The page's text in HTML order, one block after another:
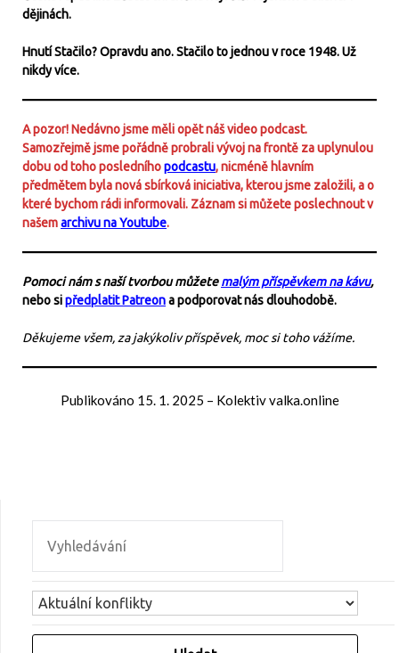
dějinách.
Hnutí Stačilo? Opravdu ano. Stačilo to jednou v roce 1948. Už
nikdy více.
A pozor! Nedávno jsme měli opět náš video podcast.
Samozřejmě jsme pořádně probrali vývoj na frontě za uplynulou
dobu od toho posledníhopodcastu, nicméně hlavním
předmětem byla nová sbírková iniciativa, kterou jsme založili, a o
které bychom rádi informovali. Záznam si můžete poslechnout v
našemarchivu na Youtube.
Pomoci nám s naší tvorbou můžetemalým příspěvkem na kávu,
nebo sipředplatit Patreona podporovat nás dlouhodobě.
Děkujeme všem, za jakýkoliv příspěvek, moc si toho vážíme.
Publikováno 15. 1. 2025 – Kolektiv valka.online